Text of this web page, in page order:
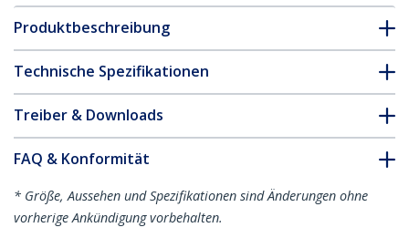
Produktbeschreibung
Technische Spezifikationen
Treiber & Downloads
FAQ & Konformität
* Größe, Aussehen und Spezifikationen sind Änderungen ohne
vorherige Ankündigung vorbehalten.